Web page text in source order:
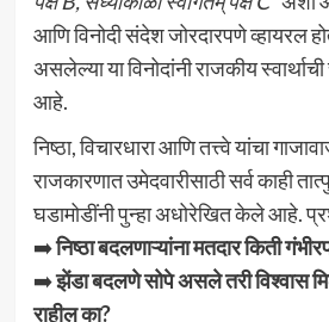
आणि विनोदी संदेश जोरदारपणे व्हायरल
असलेल्या या विनोदांनी राजकीय
आहे.
निष्ठा, विचारधारा आणि तत्त्वे यांचा
राजकारणात उमेदवारीसाठी सर्व काही
घडामोडींनी पुन्हा अधोरेखित केले आहे.
➡️निष्ठा बदलणाऱ्यांना मतदार किती
➡️झेंडा बदलणे सोपे असले तरी विश्वास
राहील का?